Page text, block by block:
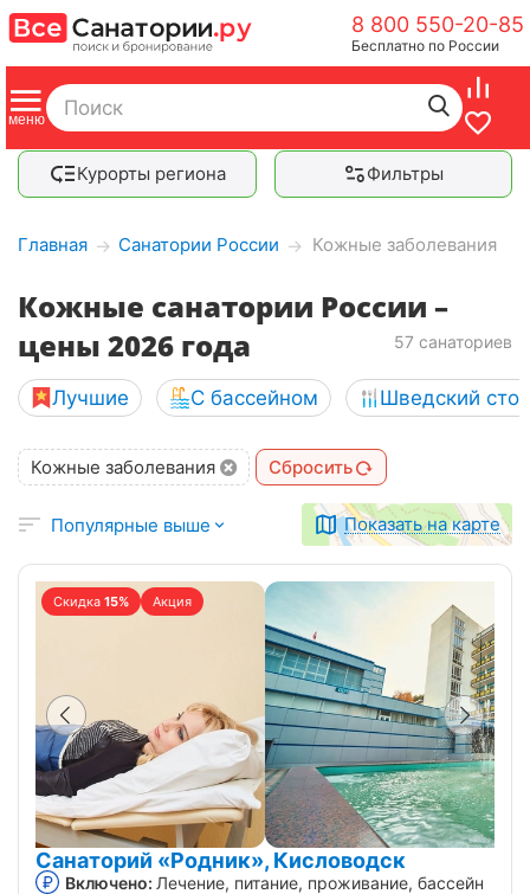
8 800 550-20-85
Бесплатно по России
Курорты региона Фильтры
Главная → Санатории России → Кожные заболевания
Кожные санатории России –
цены 2026 года
57 санаториев
Лучшие С бассейном Шведский стол
Кожные заболевания Сбросить
Популярные выше Показать на карте
Скидка 15% Акция
Санаторий «Родник», Кисловодск
Включено: Лечение, питание, проживание, бассейн